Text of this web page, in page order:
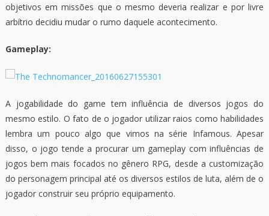
objetivos em missões que o mesmo deveria realizar e por livre
arbítrio decidiu mudar o rumo daquele acontecimento.
Gameplay:
A jogabilidade do game tem influência de diversos jogos do
mesmo estilo. O fato de o jogador utilizar raios como habilidades
lembra um pouco algo que vimos na série Infamous. Apesar
disso, o jogo tende a procurar um gameplay com influências de
jogos bem mais focados no gênero RPG, desde a customização
do personagem principal até os diversos estilos de luta, além de o
jogador construir seu próprio equipamento.